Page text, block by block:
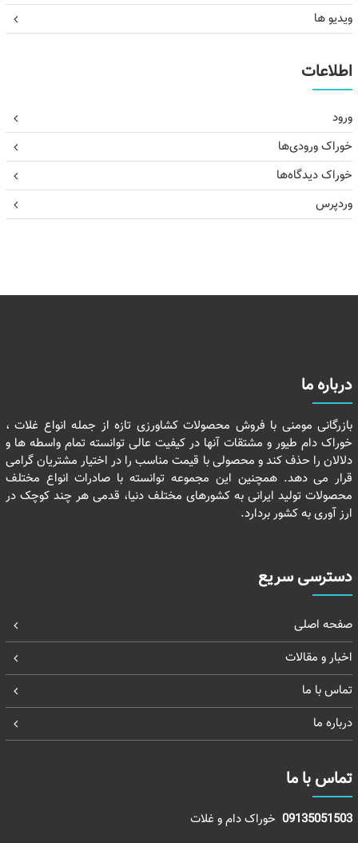
ویدیو ها
اطلاعات
ورود
خوراک ورودی‌ها
خوراک دیدگاه‌ها
وردپرس
درباره ما
بازرگانی مومنی با فروش محصولات کشاورزی تازه از جمله انواع غلات ،
خوراک دام طیور و مشتقات آنها در کیفیت عالی توانسته تمام واسطه ها و
دلالان را حذف کند و محصولی با قیمت مناسب را در اختیار مشتریان گرامی
قرار می دهد. همچنین این مجموعه توانسته با صادرات انواع مختلف
محصولات تولید ایرانی به کشورهای مختلف دنیا، قدمی هر چند کوچک در
ارز آوری به کشور بردارد.
دسترسی سریع
صفحه اصلی
اخبار و مقالات
تماس با ما
درباره ما
تماس با ما
09135051503خوراک دام و غلات